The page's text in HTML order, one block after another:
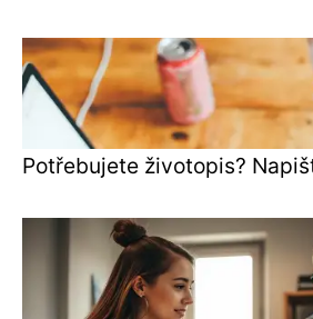
Potřebujete životopis?